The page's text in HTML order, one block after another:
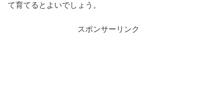
て育てるとよいでしょう。
スポンサーリンク